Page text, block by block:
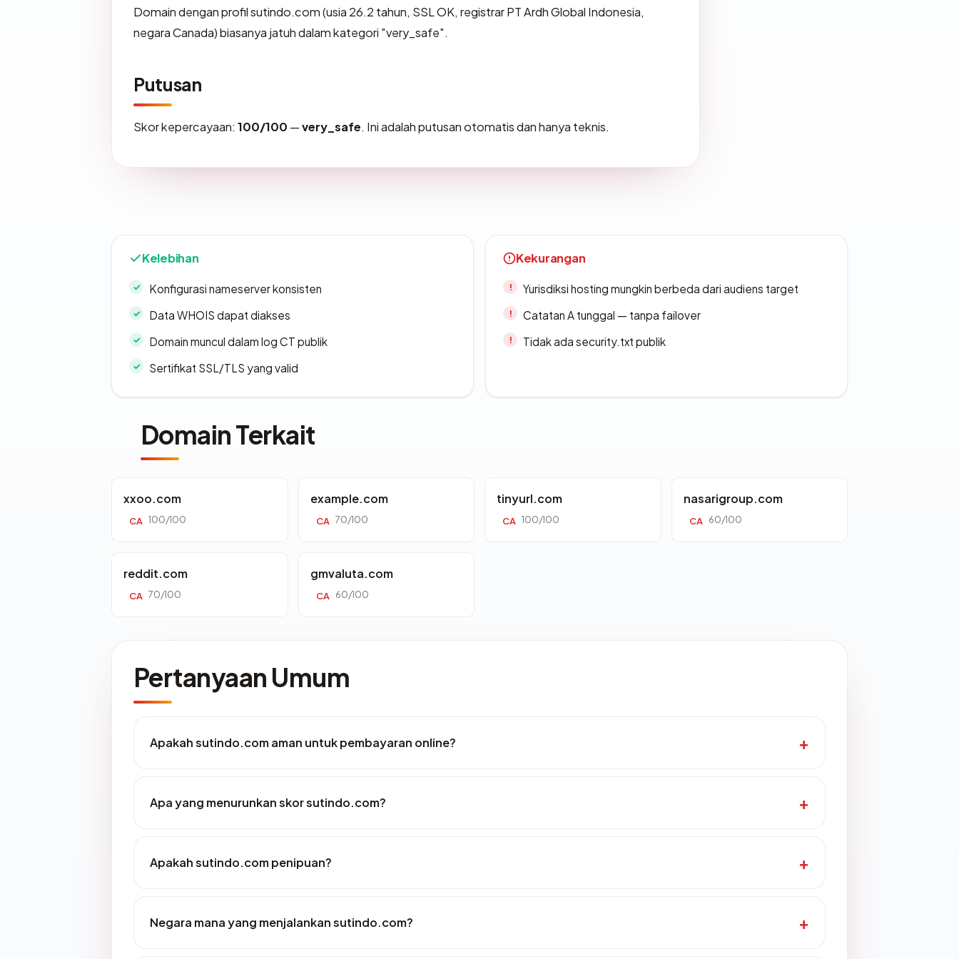
Domain dengan profil sutindo.com (usia 26.2 tahun, SSL OK, registrar PT Ardh Global Indonesia,
negara Canada) biasanya jatuh dalam kategori "very_safe".
Putusan
Skor kepercayaan: 100/100 —very_safe. Ini adalah putusan otomatis dan hanya teknis.
Kelebihan
Konfigurasi nameserver konsisten
Data WHOIS dapat diakses
Domain muncul dalam log CT publik
Sertifikat SSL/TLS yang valid
Kekurangan
Yurisdiksi hosting mungkin berbeda dari audiens target
Catatan A tunggal — tanpa failover
Tidak ada security.txt publik
Domain Terkait
xxoo.com
CA 100/100
example.com
CA 70/100
tinyurl.com
CA 100/100
nasarigroup.com
CA 60/100
reddit.com
CA 70/100
gmvaluta.com
CA 60/100
Pertanyaan Umum
Apakah sutindo.com aman untuk pembayaran online?
Apa yang menurunkan skor sutindo.com?
Apakah sutindo.com penipuan?
Negara mana yang menjalankan sutindo.com?